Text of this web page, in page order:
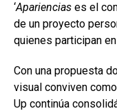
‘Apariencias es el
de un proyecto
quienes participan
Con una propuesta
visual conviven
Up continúa